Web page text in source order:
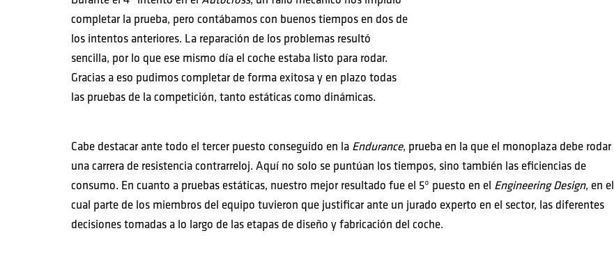
completar la prueba, pero contábamos con buenos tiempos en dos de
los intentos anteriores. La reparación de los problemas resultó
sencilla, por lo que ese mismo día el coche estaba listo para rodar.
Gracias a eso pudimos completar de forma exitosa y en plazo todas
las pruebas de la competición, tanto estáticas como dinámicas.
Cabe destacar ante todo el tercer puesto conseguido en la Endurance, prueba en la que el monoplaza debe rodar
una carrera de resistencia contrarreloj. Aquí no solo se puntúan los tiempos, sino también las eficiencias de
consumo. En cuanto a pruebas estáticas, nuestro mejor resultado fue el 5º puesto en el Engineering Design, en el
cual parte de los miembros del equipo tuvieron que justificar ante un jurado experto en el sector, las diferentes
decisiones tomadas a lo largo de las etapas de diseño y fabricación del coche.